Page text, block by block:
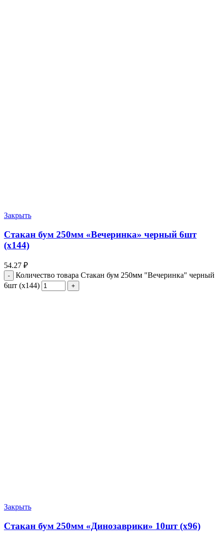
Закрыть
Стакан бум 250мм «Вечеринка» черный 6шт
(х144)
54.27 ₽
Количество товара Стакан бум 250мм "Вечеринка" черный
6шт (х144)
Закрыть
Стакан бум 250мм «Динозаврики» 10шт (х96)